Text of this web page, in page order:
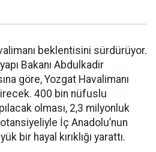
beklentisini sürdürüyor.
Bakanı Abdulkadir
göre, Yozgat Havalimanı
400 bin nüfuslu
olması, 2,3 milyonluk
İç Anadolu’nun
bir hayal kırıklığı yarattı.